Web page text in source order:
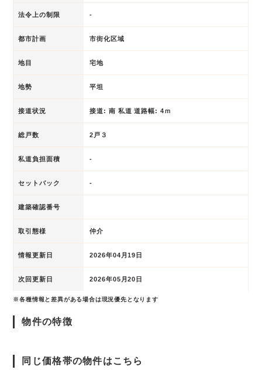
法令上の制限 -
都市計画 市街化区域
地目 宅地
地勢 平坦
接道状況 接道: 南 私道 道路幅: 4ｍ
総戸数 2戸３
私道負担面積 -
セットバック -
建築確認番号
取引態様 仲介
情報更新日 2026年04月19日
次回更新日 2026年05月20日
※各種情報と差異がある場合は現況優先となります
物件の特徴
同じ価格帯の物件はこちら